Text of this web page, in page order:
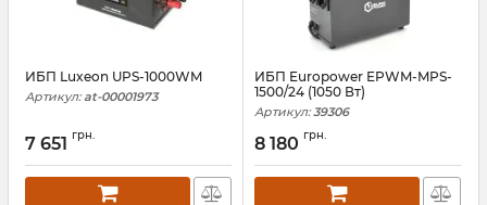
ИБП Luxeon UPS-1000WM
Артикул: at-00001973
7 651 грн.
ИБП Europower EPWM-MPS-
1500/24 (1050 Вт)
Артикул: 39306
8 180 грн.